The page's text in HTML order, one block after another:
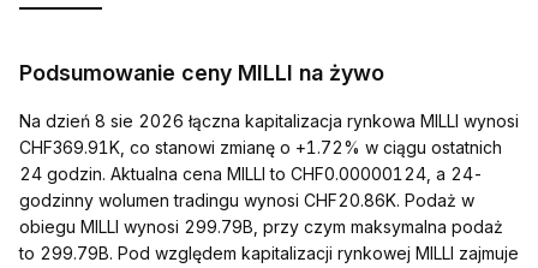
Podsumowanie ceny MILLI na żywo
Na dzień 8 sie 2026 łączna kapitalizacja rynkowa MILLI wynosi
CHF369.91K, co stanowi zmianę o +1.72% w ciągu ostatnich
24 godzin. Aktualna cena MILLI to CHF0.00000124, a 24-
godzinny wolumen tradingu wynosi CHF20.86K. Podaż w
obiegu MILLI wynosi 299.79B, przy czym maksymalna podaż
to 299.79B. Pod względem kapitalizacji rynkowej MILLI zajmuje